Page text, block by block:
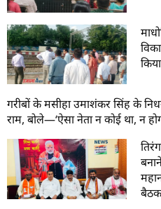
गरीबों के मसीहा उमाशंकर सिंह के
राम, बोले—‘ऐसा नेता न कोई था, न